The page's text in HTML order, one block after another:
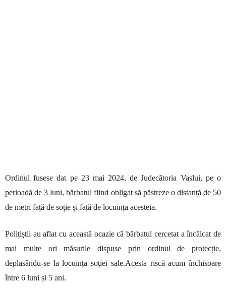
Ordinul fusese dat pe 23 mai 2024, de Judecătoria Vaslui, pe o
perioadă de 3 luni, bărbatul fiind obligat să păstreze o distanță de 50
de metri față de soție și față de locuința acesteia.
Polițiștii au aflat cu această ocazie că bărbatul cercetat a încălcat de
mai multe ori măsurile dispuse prin ordinul de protecție,
deplasându-se la locuința soției sale.Acesta riscă acum închisoare
între 6 luni și 5 ani.